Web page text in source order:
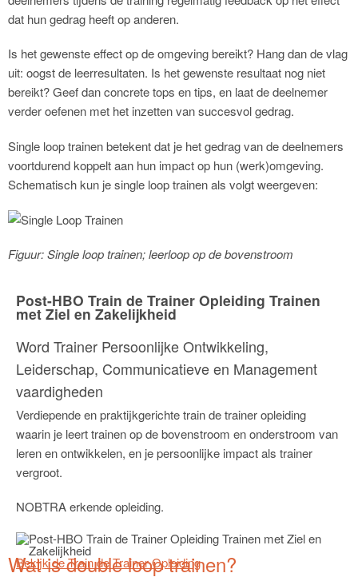
dat hun gedrag heeft op anderen.
Is het gewenste effect op de omgeving bereikt? Hang dan de vlag
uit: oogst de leerresultaten. Is het gewenste resultaat nog niet
bereikt? Geef dan concrete tops en tips, en laat de deelnemer
verder oefenen met het inzetten van succesvol gedrag.
Single loop trainen betekent dat je het gedrag van de deelnemers
voortdurend koppelt aan hun impact op hun (werk)omgeving.
Schematisch kun je single loop trainen als volgt weergeven:
Figuur: Single loop trainen; leerloop op de bovenstroom
Post-HBO Train de Trainer Opleiding Trainen
met Ziel en Zakelijkheid
Word Trainer Persoonlijke Ontwikkeling,
Leiderschap, Communicatieve en Management
vaardigheden
Verdiepende en praktijkgerichte train de trainer opleiding
waarin je leert trainen op de bovenstroom en onderstroom van
leren en ontwikkelen, en je persoonlijke impact als trainer
vergroot.
NOBTRA erkende opleiding.
Bekijk de Train de Trainer Opleiding
Wat is double loop trainen?